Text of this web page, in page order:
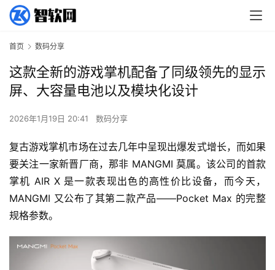
首页 数码分享
这款全新的游戏掌机配备了同级领先的显示
屏、大容量电池以及模块化设计
2026年1月19日 20:41 数码分享
复古游戏掌机市场在过去几年中呈现出爆发式增长，而如果
要关注一家新晋厂商，那非 MANGMI 莫属。该公司的首款
掌机 AIR X 是一款表现出色的高性价比设备，而今天，
MANGMI 又公布了其第二款产品——Pocket Max 的完整
规格参数。